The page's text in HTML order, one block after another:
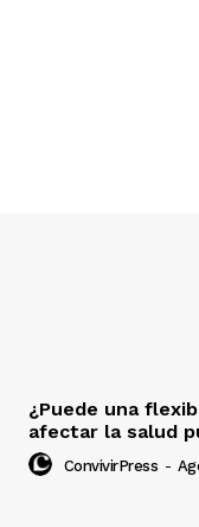
¿Puede una
afectar la salud
ConvivirPress -